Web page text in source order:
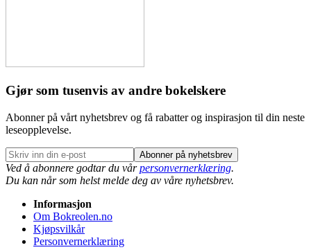
Gjør som tusenvis av andre bokelskere
Abonner på vårt nyhetsbrev og få rabatter og inspirasjon til din neste
leseopplevelse.
Abonner på nyhetsbrev
Ved å abonnere godtar du vårpersonvernerklæring.
Du kan når som helst melde deg av våre nyhetsbrev.
Informasjon
Om Bokreolen.no
Kjøpsvilkår
Personvernerklæring